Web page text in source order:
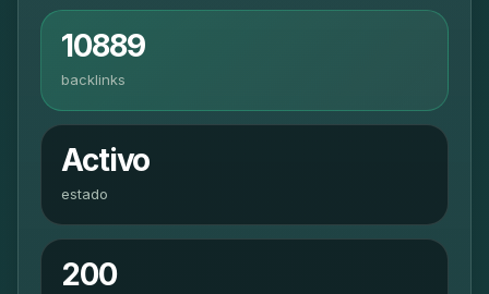
10889
backlinks
Activo
estado
200